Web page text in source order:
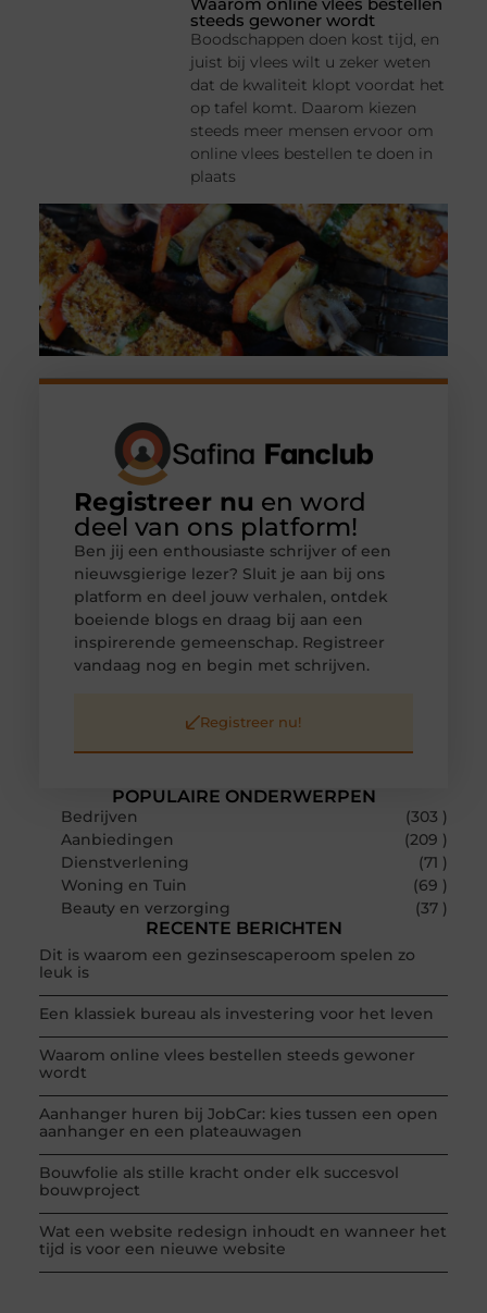
steeds gewoner wordt
Boodschappen doen kost tijd, en
juist bij vlees wilt u zeker weten
dat de kwaliteit klopt voordat het
op tafel komt. Daarom kiezen
steeds meer mensen ervoor om
online vlees bestellen te doen in
plaats
POPULAIRE ONDERWERPEN
Bedrijven
(303 )
Aanbiedingen
(209 )
Dienstverlening
(71 )
Woning en Tuin
(69 )
Beauty en verzorging
(37 )
RECENTE BERICHTEN
Dit is waarom een gezinsescaperoom spelen zo
leuk is
Een klassiek bureau als investering voor het leven
Waarom online vlees bestellen steeds gewoner
wordt
Aanhanger huren bij JobCar: kies tussen een open
aanhanger en een plateauwagen
Bouwfolie als stille kracht onder elk succesvol
bouwproject
Wat een website redesign inhoudt en wanneer het
tijd is voor een nieuwe website
Registreer nu en word
deel van ons platform!
Ben jij een enthousiaste schrijver of een
nieuwsgierige lezer? Sluit je aan bij ons
platform en deel jouw verhalen, ontdek
boeiende blogs en draag bij aan een
inspirerende gemeenschap. Registreer
vandaag nog en begin met schrijven.
Registreer nu!